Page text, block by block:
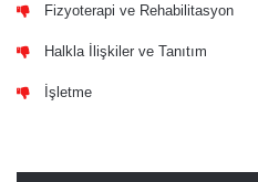
Fizyoterapi ve Rehabilitasyon
Halkla İlişkiler ve Tanıtım
İşletme